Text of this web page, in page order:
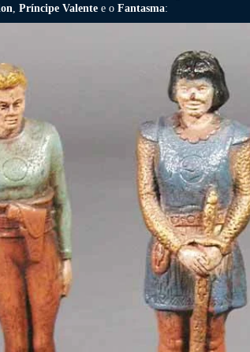
Príncipe Valente e o Fantasma: